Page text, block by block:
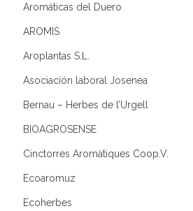
Aromáticas del Duero
AROMIS
Aroplantas S.L.
Asociación laboral Josenea
Bernau – Herbes de l’Urgell
BIOAGROSENSE
Cinctorres Aromàtiques Coop.V.
Ecoaromuz
Ecoherbes